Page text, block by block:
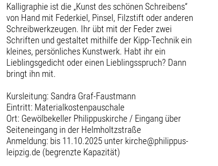
Kalligraphie ist die „Kunst des schönen Schreibens“
von Hand mit Federkiel, Pinsel, Filzstift oder anderen
Schreibwerkzeugen. Ihr übt mit der Feder zwei
Schriften und gestaltet mithilfe der Kipp-Technik ein
kleines, persönliches Kunstwerk. Habt ihr ein
Lieblingsgedicht oder einen Lieblingsspruch? Dann
bringt ihn mit.
Kursleitung: Sandra Graf-Faustmann
Eintritt: Materialkostenpauschale
Ort: Gewölbekeller Philippuskirche / Eingang über
Seiteneingang in der Helmholtzstraße
Anmeldung: bis 11.10.2025 unter kirche@philippus-
leipzig.de (begrenzte Kapazität)